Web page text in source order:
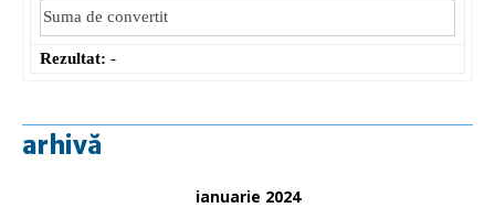
Rezultat: -
arhivă
ianuarie 2024